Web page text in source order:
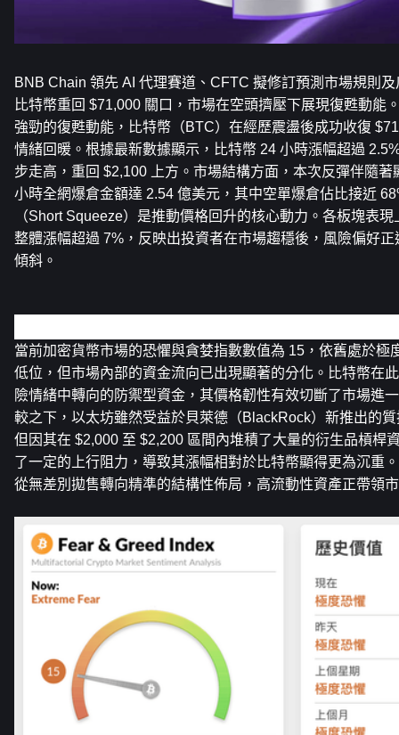
BNB Chain 領先 AI 代理賽道、CFTC 擬修訂預測市場規則
比特幣重回 $71,000 關口，市場在空頭擠壓下展現復甦動能
強勁的復甦動能，比特幣（BTC）在經歷震盪後成功收復
情緒回暖。根據最新數據顯示，比特幣 24 小時漲幅超過
步走高，重回 $2,100 上方。市場結構方面，本次反彈伴隨
小時全網爆倉金額達 2.54 億美元，其中空單爆倉佔比接近
（Short Squeeze）是推動價格回升的核心動力。各板塊表
整體漲幅超過 7%，反映出投資者在市場趨穩後，風險偏好
傾斜。
當前加密貨幣市場的恐懼與貪婪指數數值為 15，依舊處於極
低位，但市場內部的資金流向已出現顯著的分化。比特幣在
險情緒中轉向的防禦型資金，其價格韌性有效切斷了市場進
較之下，以太坊雖然受益於貝萊德（BlackRock）新推出的
但因其在 $2,000 至 $2,200 區間內堆積了大量的衍生品槓桿
了一定的上行阻力，導致其漲幅相對於比特幣顯得更為沉重
從無差別拋售轉向精準的結構性佈局，高流動性資產正帶領